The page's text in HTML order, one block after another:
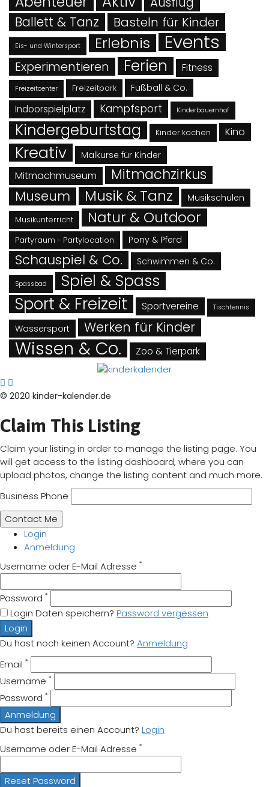
Ballett & Tanz Basteln für Kinder
Eis- und Wintersport Erlebnis Events
Experimentieren Ferien Fitness
Freizeitcenter Freizeitpark Fußball & Co.
Indoorspielplatz Kampfsport Kinderbauernhof
Kindergeburtstag Kinder kochen Kino
Kreativ Malkurse für Kinder
Mitmachmuseum Mitmachzirkus
Museum Musik & Tanz Musikschulen
Musikunterricht Natur & Outdoor
Partyraum - Partylocation Pony & Pferd
Schauspiel & Co. Schwimmen & Co.
Spassbad Spiel & Spass
Sport & Freizeit Sportvereine Tischtennis
Wassersport Werken für Kinder
Wissen & Co. Zoo & Tierpark
© 2020 kinder-kalender.de
Claim This Listing
Claim your listing in order to manage the listing page. You
will get access to the listing dashboard, where you can
upload photos, change the listing content and much more.
Business Phone
Login
Anmeldung
Username oder E-Mail Adresse *
Password *
Login Daten speichern? Password vergessen
Login
Du hast noch keinen Account? Anmeldung
Email *
Username *
Password *
Anmeldung
Du hast bereits einen Account? Login
Username oder E-Mail Adresse *
Reset Password